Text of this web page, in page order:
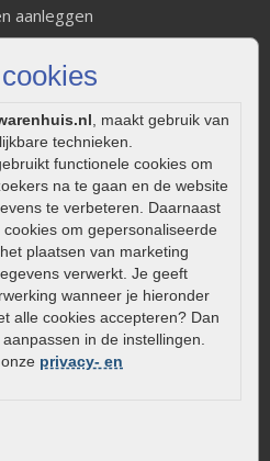
, maakt gebruik van
technieken.
functionele cookies om
na te gaan en de website
te verbeteren. Daarnaast
om gepersonaliseerde
plaatsen van marketing
verwerkt. Je geeft
wanneer je hieronder
alle cookies accepteren? Dan
in de instellingen.
privacy- en
aanleggen